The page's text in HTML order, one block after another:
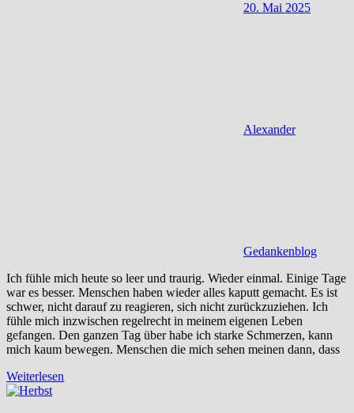
20. Mai 2025
Alexander
Gedankenblog
Ich fühle mich heute so leer und traurig. Wieder einmal. Einige Tage
war es besser. Menschen haben wieder alles kaputt gemacht. Es ist
schwer, nicht darauf zu reagieren, sich nicht zurückzuziehen. Ich
fühle mich inzwischen regelrecht in meinem eigenen Leben
gefangen. Den ganzen Tag über habe ich starke Schmerzen, kann
mich kaum bewegen. Menschen die mich sehen meinen dann, dass
Weiterlesen